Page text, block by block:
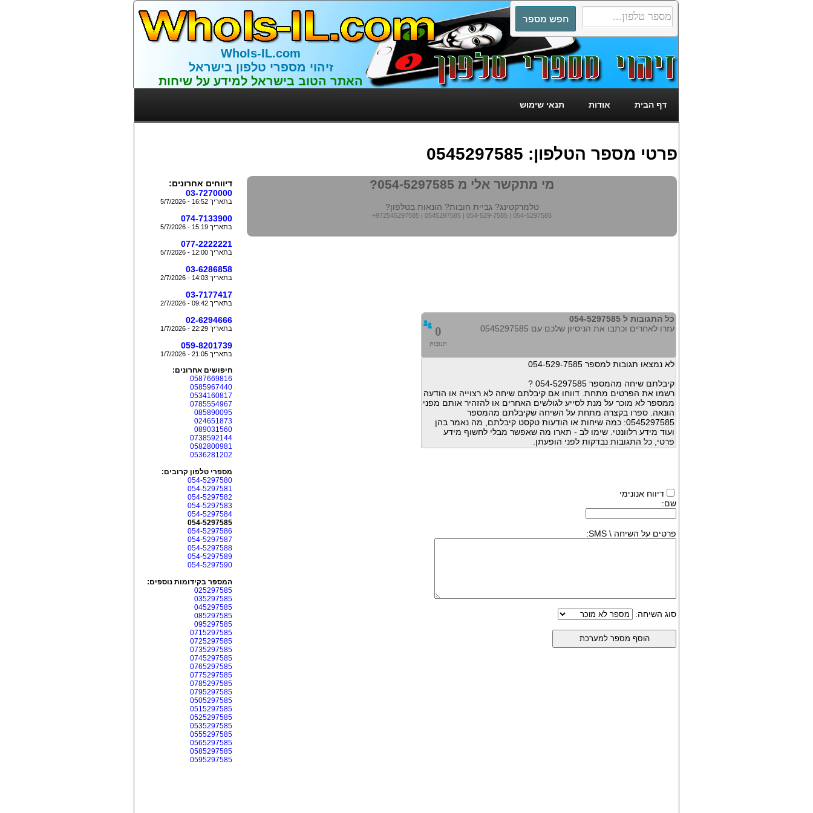
WhoIs-IL.com
זיהוי מספרי טלפון בישראל
האתר הטוב בישראל למידע על שיחות
דף הבית אודות תנאי שימוש
פרטי מספר הטלפון: 0545297585
מי מתקשר אלי מ 054-5297585?
טלמרקטינג? גביית חובות? הונאות בטלפון?
+972545297585 | 0545297585 | 054-529-7585 | 054-5297585
0
תגובות
כל התגובות ל 054-5297585
עזרו לאחרים וכתבו את הניסיון שלכם עם 0545297585
לא נמצאו תגובות למספר 054-529-7585
קיבלתם שיחה מהמספר 054-5297585 ?
רשמו את הפרטים מתחת. דווחו אם קיבלתם שיחה לא רצוייה או הודעה
ממספר לא מוכר על מנת לסייע לגולשים האחרים או להזהיר אותם מפני
הונאה. ספרו בקצרה מתחת על השיחה שקיבלתם מהמספר
0545297585: כמה שיחות או הודעות טקסט קיבלתם, מה נאמר בהן
ועוד מידע רלוונטי. שימו לב - תארו מה שאפשר מבלי לחשוף מידע
פרטי, כל התגובות נבדקות לפני הופעתן.
דיווח אנונימי
שם:
פרטים על השיחה \ SMS:
סוג השיחה:
דיווחים אחרונים:
03-7270000
בתאריך 16:52 - 5/7/2026
074-7133900
בתאריך 15:19 - 5/7/2026
077-2222221
בתאריך 12:00 - 5/7/2026
03-6286858
בתאריך 14:03 - 2/7/2026
03-7177417
בתאריך 09:42 - 2/7/2026
02-6294666
בתאריך 22:29 - 1/7/2026
059-8201739
בתאריך 21:05 - 1/7/2026
חיפושים אחרונים:
0587669816
0585967440
0534160817
0785554967
085890095
024651873
089031560
0738592144
0582800981
0536281202
מספרי טלפון קרובים:
054-5297580
054-5297581
054-5297582
054-5297583
054-5297584
054-5297585
054-5297586
054-5297587
054-5297588
054-5297589
054-5297590
המספר בקידומות נוספים:
025297585
035297585
045297585
085297585
095297585
0715297585
0725297585
0735297585
0745297585
0765297585
0775297585
0785297585
0795297585
0505297585
0515297585
0525297585
0535297585
0555297585
0565297585
0585297585
0595297585